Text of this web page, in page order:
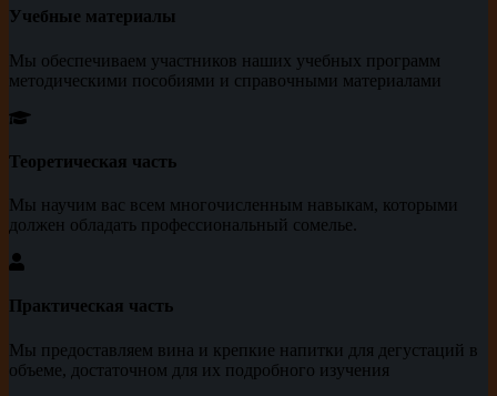
Учебные материалы
Мы обеспечиваем участников наших учебных программ
методическими пособиями и справочными материалами
Теоретическая часть
Мы научим вас всем многочисленным навыкам, которыми
должен обладать профессиональный сомелье.
Практическая часть
Мы предоставляем вина и крепкие напитки для дегустаций в
объеме, достаточном для их подробного изучения